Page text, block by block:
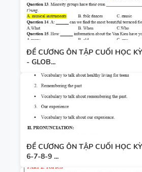
ĐỀ CƯƠNG ÔN TẬP CUỐI HỌC
- GLOB...
ĐỀ CƯƠNG ÔN TẬP CUỐI HỌC
6-7-8-9 ...